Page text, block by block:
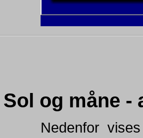
Sol og måne -
Nedenfor